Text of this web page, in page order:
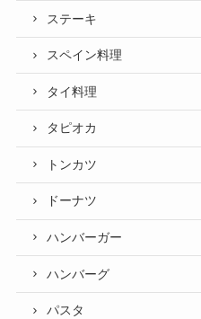
ステーキ
スペイン料理
タイ料理
タピオカ
トンカツ
ドーナツ
ハンバーガー
ハンバーグ
パスタ